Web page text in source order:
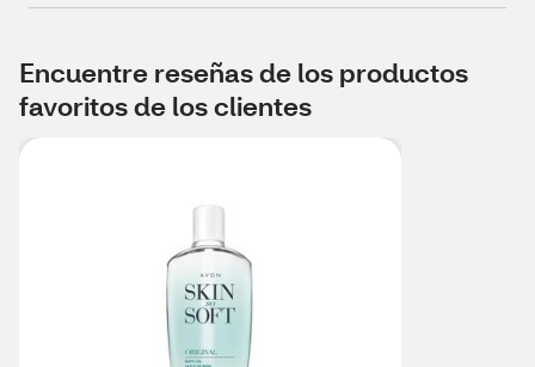
Encuentre reseñas de los productos
favoritos de los clientes